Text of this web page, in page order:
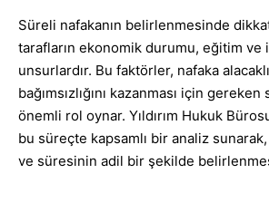
Süreli nafakanın belirlenmesinde
tarafların ekonomik durumu, eğitim ve
unsurlardır. Bu faktörler, nafaka
bağımsızlığını kazanması için
önemli rol oynar. Yıldırım Hukuk
bu süreçte kapsamlı bir analiz sunarak,
ve süresinin adil bir şekilde